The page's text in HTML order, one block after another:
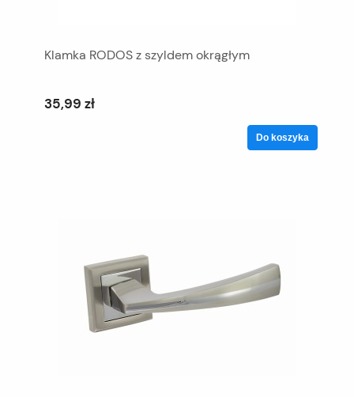
Klamka RODOS z szyldem okrągłym
35,99 zł
Do koszyka